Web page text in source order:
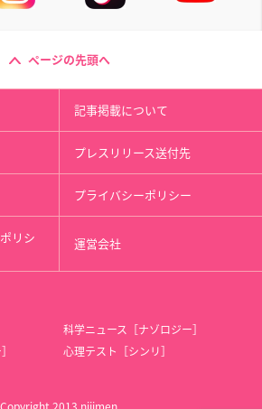
ページの先頭へ
記事掲載について
プレスリリース送付先
プライバシーポリシー
リシ 運営会社
科学ニュース［ナゾロジー］
心理テスト［シンリ］